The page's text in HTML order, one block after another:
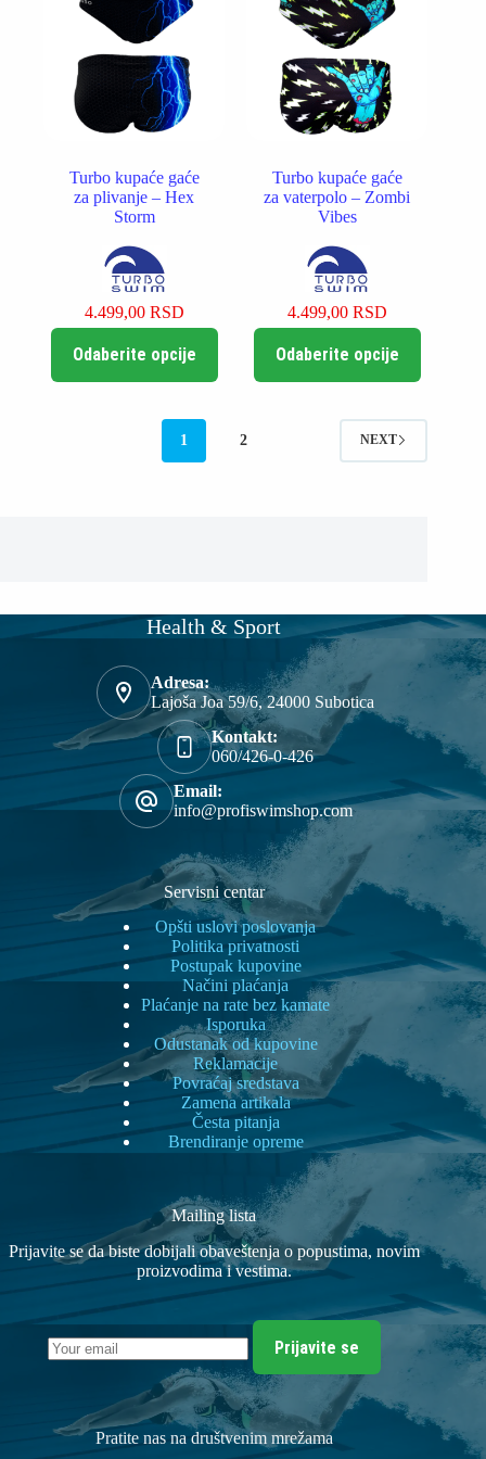
izabrane
na
stranici
proizvoda.
izabrane
na
stranici
proizvoda.
Turbo kupaće gaće
za plivanje – Hex
Storm
4.499,00 RSD
Odaberite opcije
proizvod
Turbo kupaće gaće
za vaterpolo – Zombi
Vibes
4.499,00 RSD
Odaberite opcije
proizvod
Opcije
1 2 NEXT
Health & Sport
Adresa:
Lajoša Joa 59/6, 24000 Subotica
Kontakt:
060/426-0-426
Email:
info@profiswimshop.com
Servisni centar
Opšti uslovi poslovanja
Politika privatnosti
Postupak kupovine
Načini plaćanja
Plaćanje na rate bez kamate
Isporuka
Odustanak od kupovine
Reklamacije
Povraćaj sredstava
Zamena artikala
Česta pitanja
Brendiranje opreme
Mailing lista
Prijavite se da biste dobijali obaveštenja o popustima, novim
proizvodima i vestima.
Prijavite se
Pratite nas na društvenim mrežama